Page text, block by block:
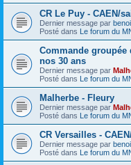
CR Le Puy - CAEN/
Dernier message par
Posté dans Le forum du
Commande
nos 30 ans
Dernier message par
Posté dans Le forum du
Malherbe - Fleury
Dernier message par
Posté dans Le forum du
CR Versailles -
Dernier message par
Posté dans Le forum du